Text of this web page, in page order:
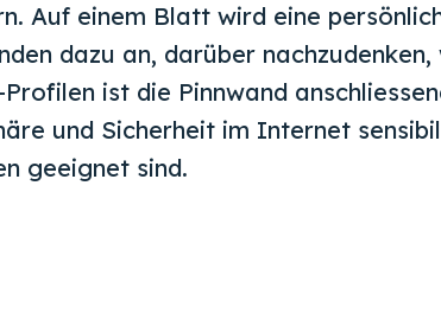
Auf einem Blatt wird eine
dazu an, darüber nachzudenken,
ist die Pinnwand
und Sicherheit im Internet
geeignet sind.